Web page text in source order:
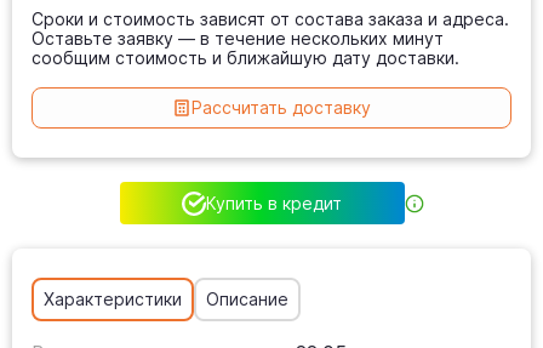
Сроки и стоимость зависят от состава заказа и адреса.
Оставьте заявку — в течение нескольких минут
сообщим стоимость и ближайшую дату доставки.
Рассчитать доставку
Купить в кредит
Характеристики Описание